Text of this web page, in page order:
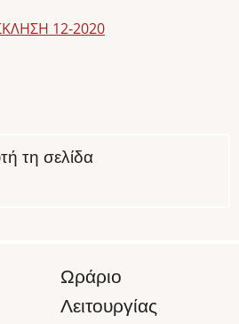
12-2020
τη σελίδα
Ωράριο
Λειτουργίας